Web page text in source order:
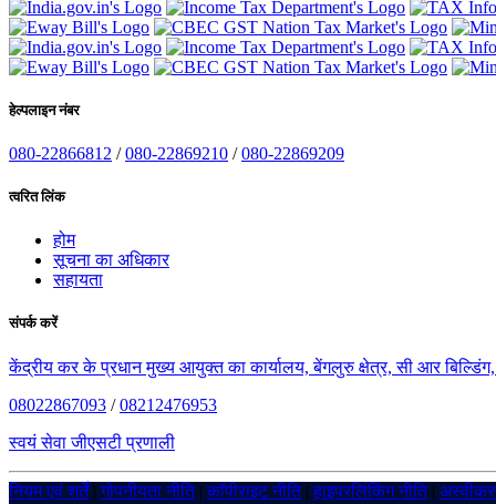
हेल्पलाइन नंबर
080-22866812 /080-22869210 /080-22869209
त्वरित लिंक
होम
सूचना का अधिकार
सहायता
संपर्क करें
केंद्रीय कर के प्रधान मुख्य आयुक्त का कार्यालय, बेंगलुरु क्षेत्र, सी आर
08022867093 /08212476953
स्वयं सेवा जीएसटी प्रणाली
नियम एवं शर्तें|गोपनीयता नीति|कॉपीराइट नीति|हाइपरलिंकिंग नीति|